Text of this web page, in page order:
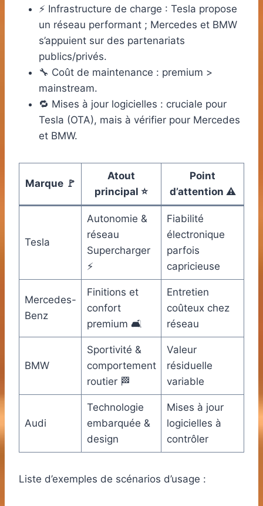
⚡ Infrastructure de charge : Tesla propose
un réseau performant ; Mercedes et BMW
s’appuient sur des partenariats
publics/privés.
🔧 Coût de maintenance : premium >
mainstream.
🔁 Mises à jour logicielles : cruciale pour
Tesla (OTA), mais à vérifier pour Mercedes
et BMW.
Marque 🚩
Atout
principal ⭐
Point
d’attention ⚠️
Tesla
Autonomie &
réseau
Supercharger
⚡
Fiabilité
électronique
parfois
capricieuse
Mercedes-
Benz
Finitions et
confort
premium 🛋️
Entretien
coûteux chez
réseau
BMW
Sportivité &
comportement
routier 🏁
Valeur
résiduelle
variable
Audi
Technologie
embarquée &
design
Mises à jour
logicielles à
contrôler
Liste d’exemples de scénarios d’usage :